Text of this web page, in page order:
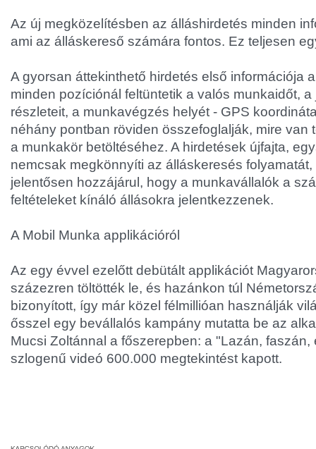
Az új megközelítésben az álláshirdetés minden
ami az álláskereső számára fontos. Ez teljesen
A gyorsan áttekinthető hirdetés első információja
minden pozíciónál feltüntetik a valós munkaidőt,
részleteit, a munkavégzés helyét - GPS
néhány pontban röviden összefoglalják, mire van
a munkakör betöltéséhez. A hirdetések újfajta,
nemcsak megkönnyíti az álláskeresés
jelentősen hozzájárul, hogy a munkavállalók a
feltételeket kínáló állásokra jelentkezzenek.
A Mobil Munka applikációról
Az egy évvel ezelőtt debütált applikációt
százezren töltötték le, és hazánkon túl
bizonyított, így már közel félmillióan használják
ősszel egy bevállalós kampány mutatta be az
Mucsi Zoltánnal a főszerepben: a "Lazán, faszán,
szlogenű videó 600.000 megtekintést kapott.